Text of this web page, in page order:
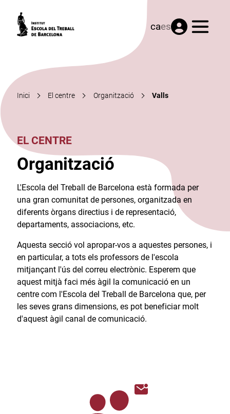
caes Menú
Inici El centre Organització Valls
EL CENTRE
Organització
L'Escola del Treball de Barcelona està formada per
una gran comunitat de persones, organitzada en
diferents òrgans directius i de representació,
departaments, associacions, etc.​
Aquesta secció vol apropar-vos a aquestes persones, i
en particular, a tots els professors de l'escola
mitjançant l'ús del correu electrònic. Esperem que
aquest mitjà faci més àgil la comunicació en un
centre com l'Escola del Treball de Barcelona que, per
les seves grans dimensions, es pot beneficiar molt
d'aquest àgil canal de comunicació.​